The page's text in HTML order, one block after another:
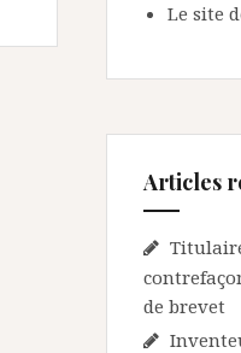
Le site
Articles
de brevet